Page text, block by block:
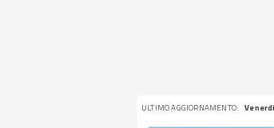
ULTIMO AGGIORNAMENTO: